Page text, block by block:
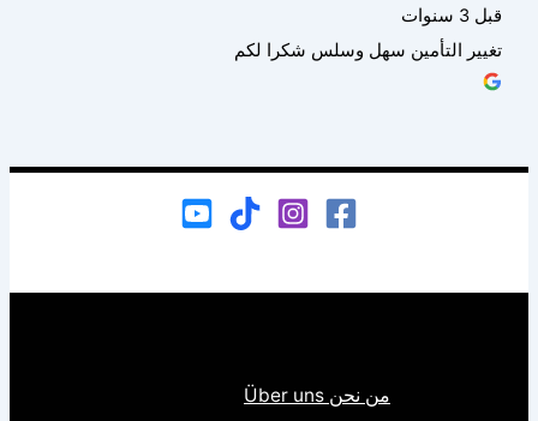
قبل 3 سنوات
تغيير التأمين سهل وسلس شكرا لكم
من نحن Über uns